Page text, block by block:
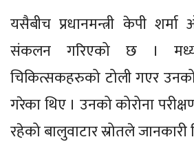
यसैबीच प्रधानमन्त्री केपी
संकलन गरिएको छ ।
चिकित्सकहरुको टोली गएर
गरेका थिए । उनको कोरोना
रहेको बालुवाटार स्रोतले